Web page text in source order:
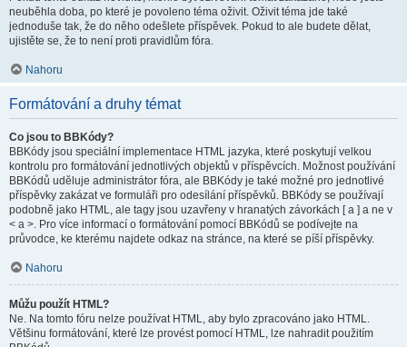
neuběhla doba, po které je povoleno téma oživit. Oživit téma jde také
jednoduše tak, že do něho odešlete příspěvek. Pokud to ale budete dělat,
ujistěte se, že to není proti pravidlům fóra.
Nahoru
Formátování a druhy témat
Co jsou to BBKódy?
BBKódy jsou speciální implementace HTML jazyka, které poskytují velkou
kontrolu pro formátování jednotlivých objektů v příspěvcích. Možnost používání
BBKódů uděluje administrátor fóra, ale BBKódy je také možné pro jednotlivé
příspěvky zakázat ve formuláři pro odesílání příspěvků. BBKódy se používají
podobně jako HTML, ale tagy jsou uzavřeny v hranatých závorkách [ a ] a ne v
< a >. Pro více informací o formátování pomocí BBKódů se podívejte na
průvodce, ke kterému najdete odkaz na stránce, na které se píší příspěvky.
Nahoru
Můžu použít HTML?
Ne. Na tomto fóru nelze používat HTML, aby bylo zpracováno jako HTML.
Většinu formátování, které lze provést pomocí HTML, lze nahradit použitím